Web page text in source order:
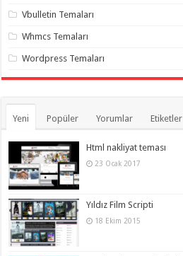
Vbulletin Temaları
Whmcs Temaları
Wordpress Temaları
Yeni Popüler Yorumlar Etiketler
Html nakliyat teması
23 Ocak 2017
Yıldız Film Scripti
18 Ekim 2015